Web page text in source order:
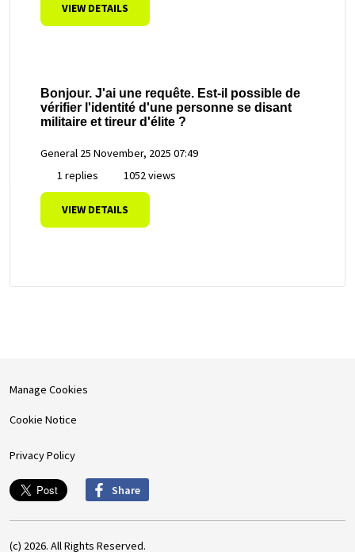
VIEW DETAILS
Bonjour. J'ai une requête. Est-il possible de
vérifier l'identité d'une personne se disant
militaire et tireur d'élite ?
General 25 November, 2025 07:49
1 replies
1052 views
VIEW DETAILS
Manage Cookies
Cookie Notice
Privacy Policy
Share
(c) 2026. All Rights Reserved.